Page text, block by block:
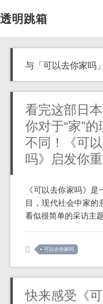
透明跳箱
与「可以去你家吗
看完这部日本
你对于“家”
不同！《可
吗》启发你
《可以去你家吗》
目，现代社会中家的
看似很简单的采访主
可以去你家吗
快来感受《